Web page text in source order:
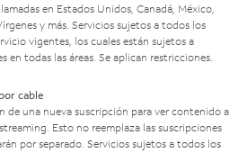
en Estados Unidos, Canadá, México,
y más. Servicios sujetos a todos los
vigentes, los cuales están sujetos a
en todas las áreas. Se aplican restricciones.
cable
de una nueva suscripción para ver contenido a
Esto no reemplaza las suscripciones
por separado. Servicios sujetos a todos los